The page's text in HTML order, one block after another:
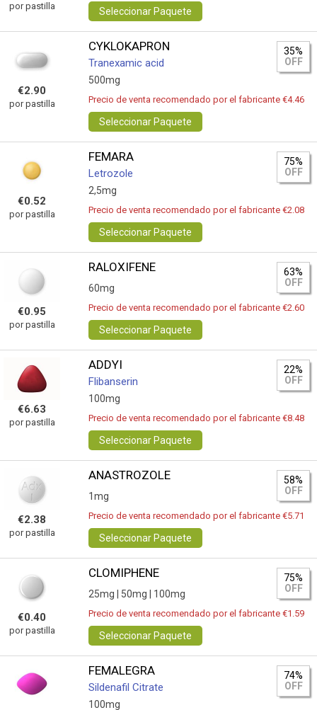
por pastilla Seleccionar Paquete
€2.90
por pastilla
CYKLOKAPRON
Tranexamic acid
500mg
35%
OFF
Precio de venta recomendado por el fabricante €4.46
Seleccionar Paquete
€0.52
por pastilla
FEMARA
Letrozole
2,5mg
75%
OFF
Precio de venta recomendado por el fabricante €2.08
Seleccionar Paquete
€0.95
por pastilla
RALOXIFENE
60mg
63%
OFF
Precio de venta recomendado por el fabricante €2.60
Seleccionar Paquete
€6.63
por pastilla
ADDYI
Flibanserin
100mg
22%
OFF
Precio de venta recomendado por el fabricante €8.48
Seleccionar Paquete
€2.38
por pastilla
ANASTROZOLE
1mg
58%
OFF
Precio de venta recomendado por el fabricante €5.71
Seleccionar Paquete
€0.40
por pastilla
CLOMIPHENE
25mg | 50mg | 100mg
75%
OFF
Precio de venta recomendado por el fabricante €1.59
Seleccionar Paquete
FEMALEGRA
Sildenafil Citrate
100mg
74%
OFF